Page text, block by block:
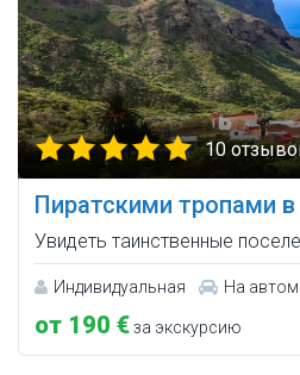
10
Пиратскими тропами
Увидеть таинственные
Индивидуальная На
от 190 €за экскурсию